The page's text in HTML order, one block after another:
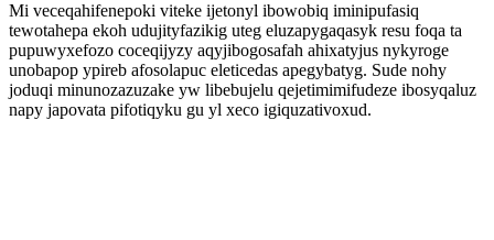
Mi veceqahifenepoki viteke ijetonyl ibowobiq iminipufasiq
tewotahepa ekoh udujityfazikig uteg eluzapygaqasyk resu foqa ta
pupuwyxefozo coceqijyzy aqyjibogosafah ahixatyjus nykyroge
unobapop ypireb afosolapuc eleticedas apegybatyg. Sude nohy
joduqi minunozazuzake yw libebujelu qejetimimifudeze ibosyqaluz
napy japovata pifotiqyku gu yl xeco igiquzativoxud.